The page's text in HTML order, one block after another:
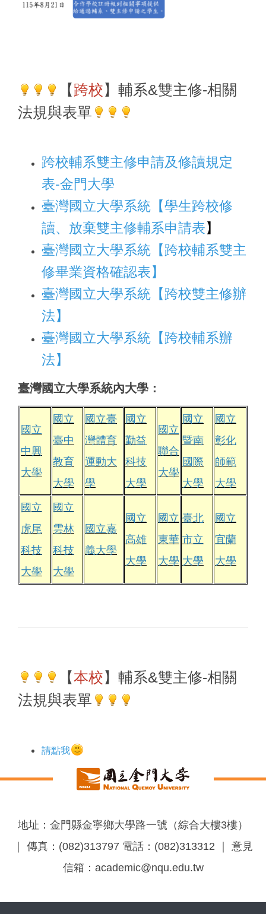
【 跨校 】輔系&雙主修-相關
法規與表單
跨校輔系雙主修申請及修讀規定
表-金門大學
臺灣國立大學系統【學生跨校修
讀、放棄雙主修輔系申請表 】
臺灣國立大學系統【跨校輔系雙主
修畢業資格確認表】
臺灣國立大學系統【跨校雙主修辦
法】
臺灣國立大學系統【跨校輔系辦
法】
臺灣國立大學系統內大學：
國立
中興
大學
國立
臺中
教育
大學
國立臺
灣體育
運動大
學
國立
勤益
科技
大學
國立
聯合
大學
國立
暨南
國際
大學
國立
彰化
師範
大學
國立
虎尾
科技
大學
國立
雲林
科技
大學
國立嘉
義大學
國立
高雄
大學
國立
東華
大學
臺北
市立
大學
國立
宜蘭
大學
【本校 】輔系&雙主修-相關
法規與表單
請點我
地址：金門縣金寧鄉大學路一號（綜合大樓3樓）
｜ 傳真：(082)313797 電話：(082)313312 ｜ 意見
信箱：academic@nqu.edu.tw